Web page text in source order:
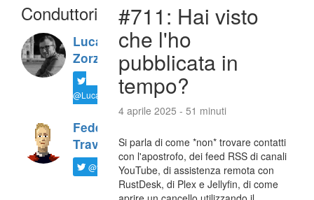
Conduttori
Luca
Zorzi
@LucaTNT
Federico
Travaini
@ftrava
#711: Hai visto
che l'ho
pubblicata in
tempo?
4 aprile 2025 - 51 minuti
Si parla di come *non* trovare contatti
con l'apostrofo, dei feed RSS di canali
YouTube, di assistenza remota con
RustDesk, di Plex e Jellyfin, di come